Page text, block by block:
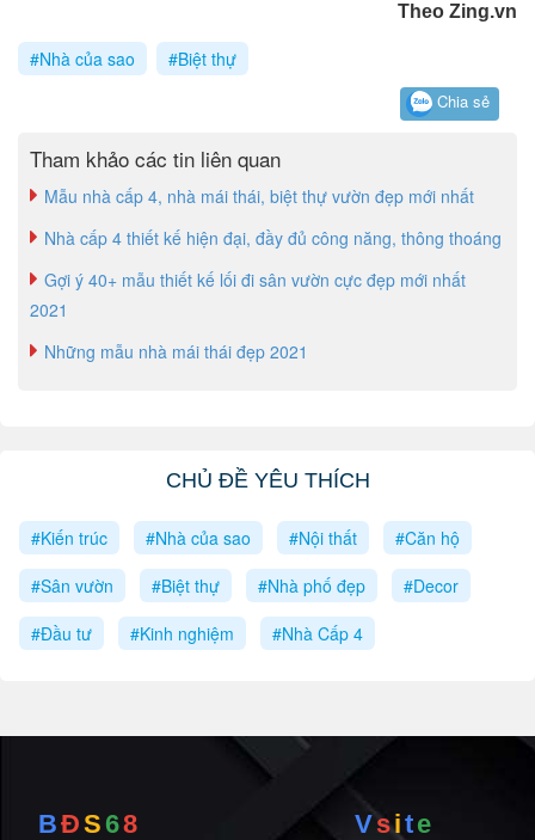
Theo Zing.vn
#Nhà của sao #Biệt thự
Chia sẻ
Tham khảo các tin liên quan
Mẫu nhà cấp 4, nhà mái thái, biệt thự vườn đẹp mới nhất
Nhà cấp 4 thiết kế hiện đại, đầy đủ công năng, thông thoáng
Gợi ý 40+ mẫu thiết kế lối đi sân vườn cực đẹp mới nhất
2021
Những mẫu nhà mái thái đẹp 2021
CHỦ ĐỀ YÊU THÍCH
#Kiến trúc #Nhà của sao #Nội thất
#Căn hộ
#Sân vườn
#Biệt thự #Nhà phố đẹp
#Decor
#Đầu tư
#Kinh nghiệm #Nhà Cấp 4
BĐS68 Vsite